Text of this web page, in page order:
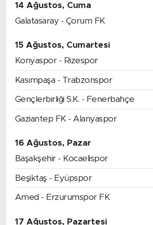
14 Ağustos, Cuma
Galatasaray - Çorum FK
15 Ağustos, Cumartesi
Konyaspor - Rizespor
Kasımpaşa - Trabzonspor
Gençlerbirliği S.K. - Fenerbahçe
Gaziantep FK - Alanyaspor
16 Ağustos, Pazar
Başakşehir - Kocaelispor
Beşiktaş - Eyüpspor
Amed - Erzurumspor FK
17 Ağustos, Pazartesi